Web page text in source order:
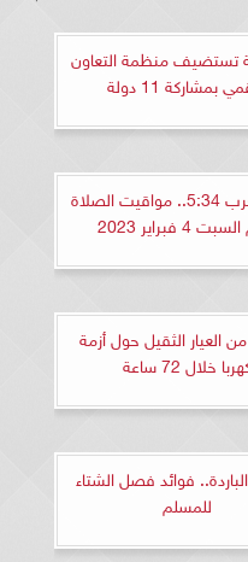
تستضيف منظمة التعاون
بمشاركة 11 دولة
أذان المغرب 5:34.. مواقيت الصلاة
4 فبراير 2023
العيار الثقيل حول أزمة
خلال 72 ساعة
فوائد فصل الشتاء
للمسلم